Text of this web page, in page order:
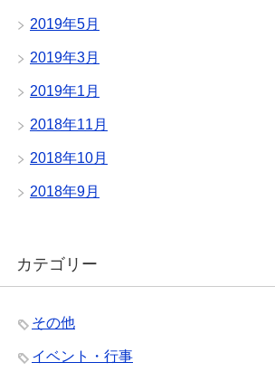
2019年5月
2019年3月
2019年1月
2018年11月
2018年10月
2018年9月
カテゴリー
その他
イベント・行事